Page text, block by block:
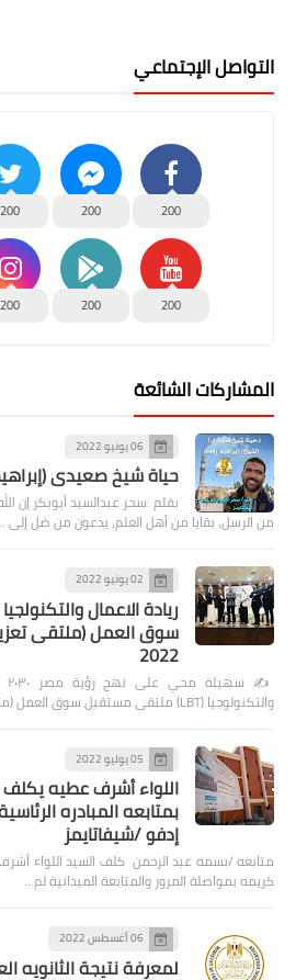
التواصل الإجتماعي
200
200
200
200
200
200
المشاركات الشائعة
06 يونيو 2022
حياة شيخ صعيدى
بقلم :سحر عبدالسيد أبوبكر إن
من الرسل، بقايا من أهل العلم، يدعون من ضل إلى
02 يونيو 2022
ريادة الاعمال
سوق العمل (ملتقى
2022
والتكنولوجيا (LBT) ملتقى مستقبل سوق العمل (ملت…
05 يوليو 2022
اللواء أشرف عطيه
بمتابعه المبادره
إدفو /شيفاتايمز
متابعه /بسمه عبد الرحمن كلف السيد اللواء
كريمه بمواصلة المرور والمتابعة الميدانية لم…
06 أغسطس 2022
لمعرفة نتيجة الثانويه العامه 2022 /